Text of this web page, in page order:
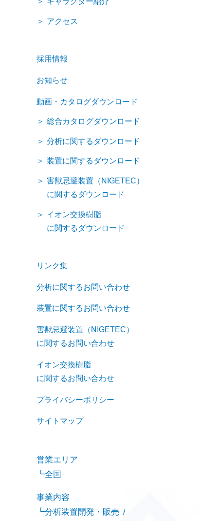
アクセス
採用情報
お知らせ
動画・カタログダウンロード
総合カタログダウンロード
分析に関するダウンロード
装置に関するダウンロード
害獣忌避装置（NIGETEC）
に関するダウンロード
イオン交換樹脂
に関するダウンロード
リンク集
分析に関するお問い合わせ
装置に関するお問い合わせ
害獣忌避装置（NIGETEC）
に関するお問い合わせ
イオン交換樹脂
に関するお問い合わせ
プライバシーポリシー
サイトマップ
営業エリア
全国
事業内容
分析装置開発・販売